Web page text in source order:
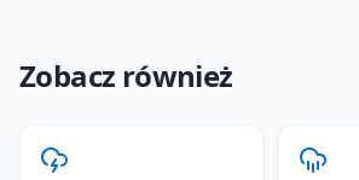
Zobacz również